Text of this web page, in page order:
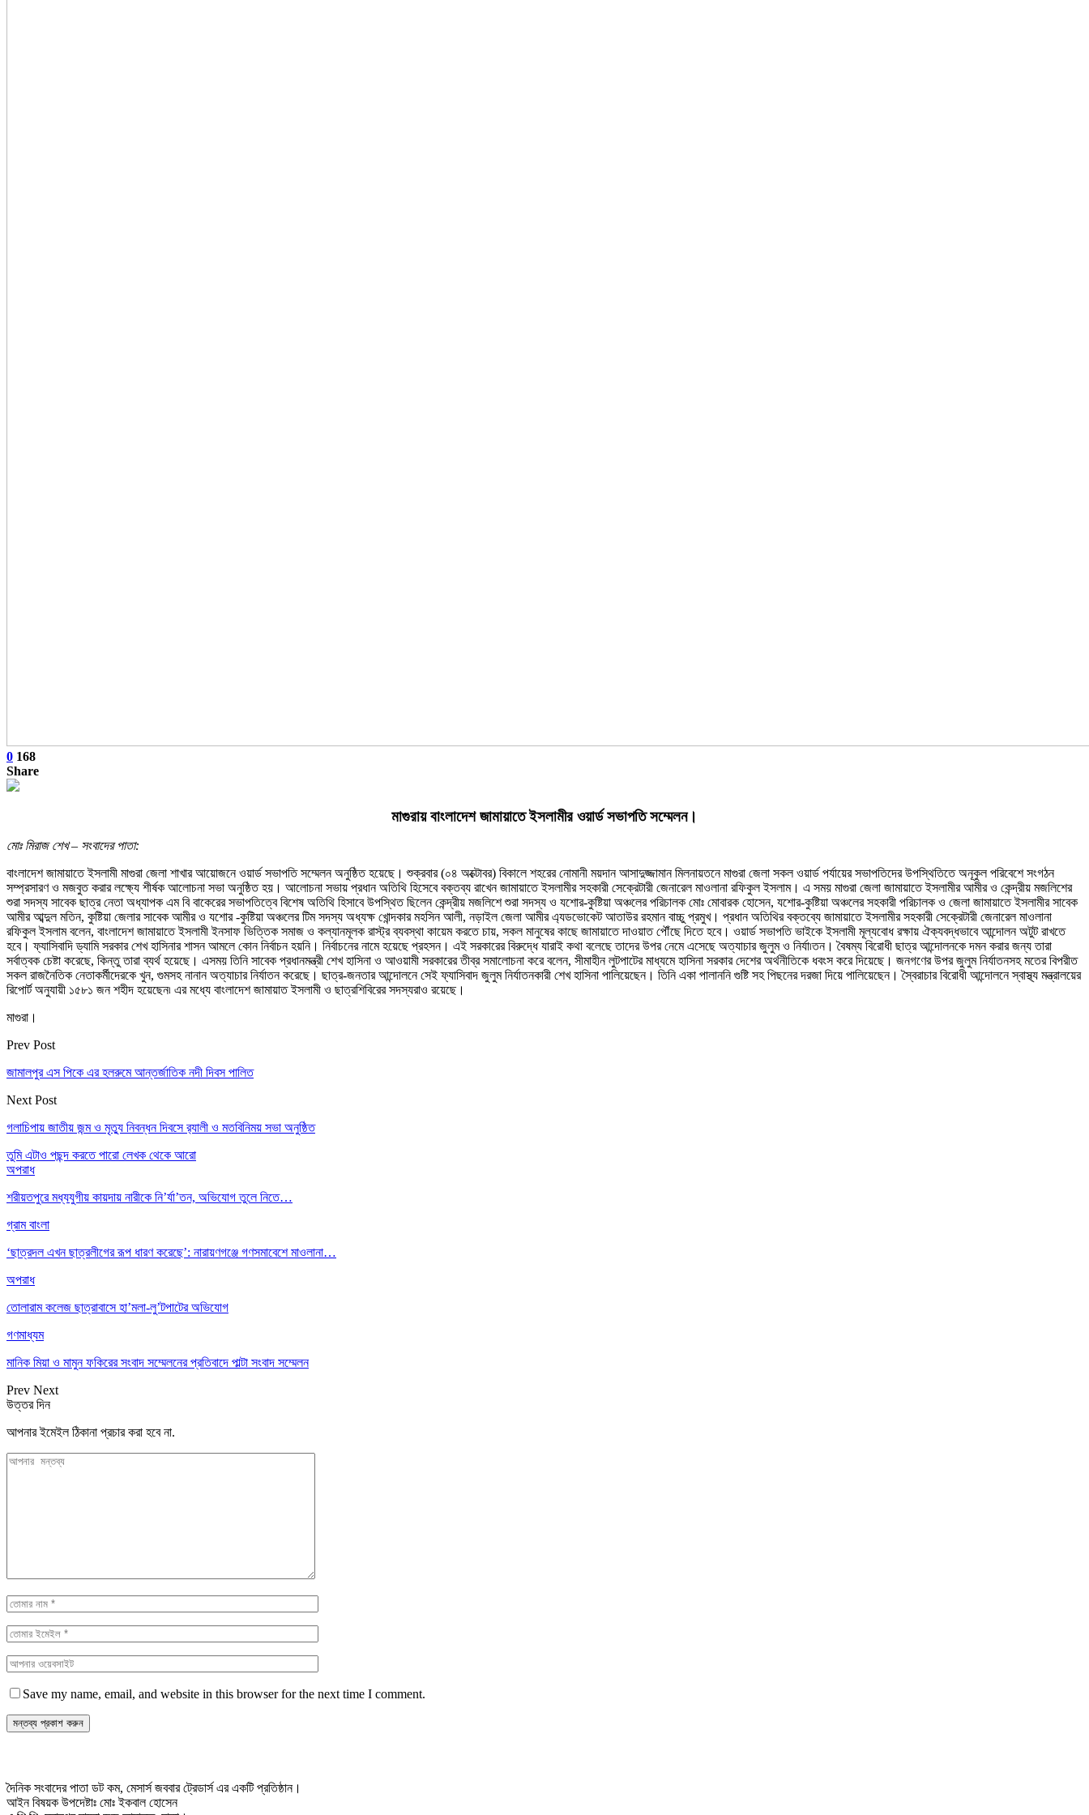
0 168
Share
মাগুরায় বাংলাদেশ জামায়াতে ইসলামীর ওয়ার্ড সভাপতি সম্মেলন।
মোঃ মিরাজ শেখ – সংবাদের পাতা:
বাংলাদেশ জামায়াতে ইসলামী মাগুরা জেলা শাখার আয়োজনে ওয়ার্ড সভাপতি সম্মেলন অনুষ্ঠিত হয়েছে। শুক্রবার (০৪ অক্টোবর) বিকালে শহরের নোমানী ময়দান আসাদুজ্জামান মিলনায়তনে মাগুরা জেলা সকল ওয়ার্ড পর্যায়ের সভাপতিদের উপস্থিতিতে অনূকুল পরিবেশে সংগঠন
সম্প্রসারণ ও মজবুত করার লক্ষ্যে শীর্ষক আলোচনা সভা অনুষ্ঠিত হয়। আলোচনা সভায় প্রধান অতিথি হিসেবে বক্তব্য রাখেন জামায়াতে ইসলামীর সহকারী সেক্রেটারী জেনারেল মাওলানা রফিকুল ইসলাম। এ সময় মাগুরা জেলা জামায়াতে ইসলামীর আমীর ও কেন্দ্রীয় মজলিশের
শুরা সদস্য সাবেক ছাত্র নেতা অধ্যাপক এম বি বাকেরের সভাপতিত্বে বিশেষ অতিথি হিসাবে উপস্থিত ছিলেন কেন্দ্রীয় মজলিশে শুরা সদস্য ও যশোর-কুষ্টিয়া অঞ্চলের পরিচালক মোঃ মোবারক হোসেন, যশোর-কুষ্টিয়া অঞ্চলের সহকারী পরিচালক ও জেলা জামায়াতে ইসলামীর সাবেক
আমীর আব্দুল মতিন, কুষ্টিয়া জেলার সাবেক আমীর ও যশোর -কুষ্টিয়া অঞ্চলের টিম সদস্য অধ্যক্ষ খোন্দকার মহসিন আলী, নড়াইল জেলা আমীর এ্যডভোকেট আতাউর রহমান বাচ্চু প্রমুখ। প্রধান অতিথির বক্তব্যে জামায়াতে ইসলামীর সহকারী সেক্রেটারী জেনারেল মাওলানা
রফিকুল ইসলাম বলেন, বাংলাদেশ জামায়াতে ইসলামী ইনসাফ ভিত্তিক সমাজ ও কল্যানমূলক রাস্ট্র ব্যবস্থা কায়েম করতে চায়, সকল মানুষের কাছে জামায়াতে দাওয়াত পৌঁছে দিতে হবে। ওয়ার্ড সভাপতি ভাইকে ইসলামী মূল্যবোধ রক্ষায় ঐক্যবদ্ধভাবে আন্দোলন অটুট রাখতে
হবে। ফ্যাসিবাদি ড্যামি সরকার শেখ হাসিনার শাসন আমলে কোন নির্বাচন হয়নি। নির্বাচনের নামে হয়েছে প্রহসন। এই সরকারের বিরুদ্ধে যারাই কথা বলেছে তাদের উপর নেমে এসেছে অত্যাচার জুলুম ও নির্যা৷তন। বৈষম্য বিরোধী ছাত্র আন্দোলনকে দমন করার জন্য তারা
সর্বাত্বক চেষ্টা করেছে, কিন্তু তারা ব্যর্থ হয়েছে। এসময় তিনি সাবেক প্রধানমন্ত্রী শেখ হাসিনা ও আওয়ামী সরকারের তীব্র সমালোচনা করে বলেন, সীমাহীন লুটপাটের মাধ্যমে হাসিনা সরকার দেশের অর্থনীতিকে ধবংস করে দিয়েছে। জনগণের উপর জুলুম নির্যাতনসহ মতের বিপরীত
সকল রাজনৈতিক নেতাকর্মীদেরকে খুন, গুমসহ নানান অত্যাচার নির্যাতন করেছে। ছাত্র-জনতার আন্দোলনে সেই ফ্যাসিবাদ জুলুম নির্যাতনকারী শেখ হাসিনা পালিয়েছেন। তিনি একা পালাননি গুষ্টি সহ পিছনের দরজা দিয়ে পালিয়েছেন। স্বৈরাচার বিরোধী আন্দোলনে স্বাস্থ্য মন্ত্রালয়ের
রিপোর্ট অনুযায়ী ১৫৮১ জন শহীদ হয়েছেন৷ এর মধ্যে বাংলাদেশ জামায়াত ইসলামী ও ছাত্রশিবিরের সদস্যরাও রয়েছে।
মাগুরা।
Prev Post
জামালপুর এস পিকে এর হলরুমে আন্তর্জাতিক নদী দিবস পালিত
Next Post
গলাচিপায় জাতীয় জন্ম ও মৃত্যু নিবন্ধন দিবসে র‍্যালী ও মতবিনিময় সভা অনুষ্ঠিত
তুমি এটাও পছন্দ করতে পারো লেখক থেকে আরো
অপরাধ
শরীয়তপুরে মধ্যযুগীয় কায়দায় নারীকে নি’র্যা’তন, অভিযোগ তুলে নিতে…
গ্রাম বাংলা
‘ছাত্রদল এখন ছাত্রলীগের রূপ ধারণ করেছে’: নারায়ণগঞ্জে গণসমাবেশে মাওলানা…
অপরাধ
তোলারাম কলেজ ছাত্রাবাসে হা’মলা-লু’টপাটের অভিযোগ
গণমাধ্যম
মানিক মিয়া ও মামুন ফকিরের সংবাদ সম্মেলনের প্রতিবাদে পাল্টা সংবাদ সম্মেলন
Prev Next
উত্তর দিন
আপনার ইমেইল ঠিকানা প্রচার করা হবে না.
Save my name, email, and website in this browser for the next time I comment.
দৈনিক সংবাদের পাতা ডট কম, মেসার্স জববার ট্রেডার্স এর একটি প্রতিষ্ঠান।
আইন বিষয়ক উপদেষ্টাঃ মোঃ ইকবাল হোসেন